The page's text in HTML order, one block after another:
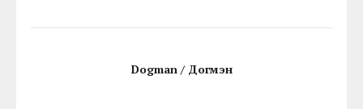
Dogman / Догмэн